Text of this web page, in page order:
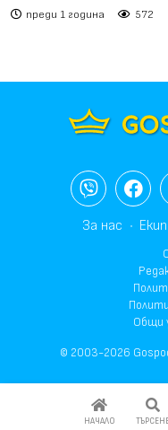
преди 1 година 572
НАЧАЛО
За нас Екип
Общи
© 2003-2026